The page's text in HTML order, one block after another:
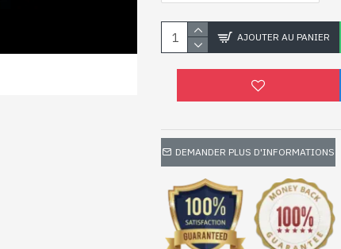
AJOUTER AU PANIER
DEMANDER PLUS D'INFORMATIONS